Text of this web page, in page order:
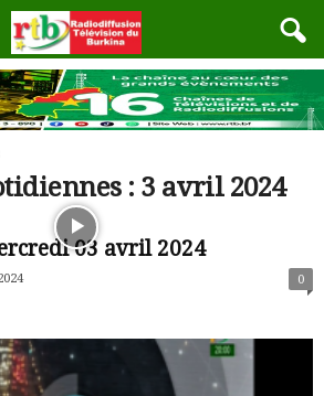
: 3 avril 2024
03 avril 2024
0